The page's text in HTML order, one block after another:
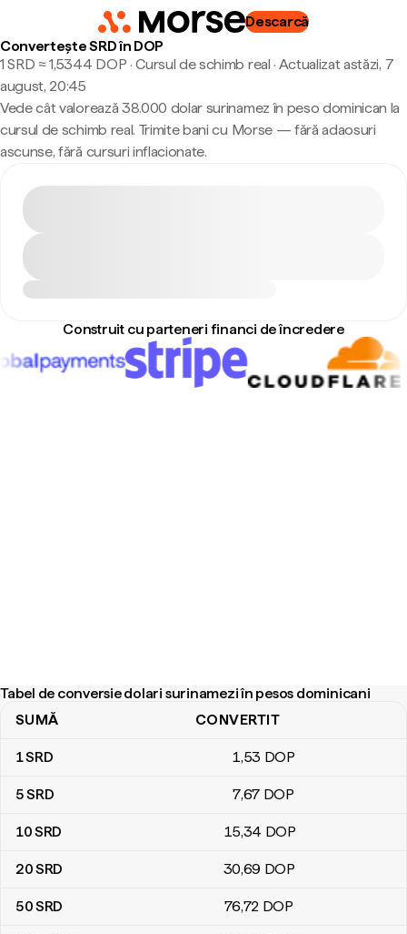
Descarcă
Convertește SRD în DOP
1 SRD ≈ 1,5344 DOP · Cursul de schimb real · Actualizat astăzi, 7
august, 20:45
Vede cât valorează 38.000 dolar surinamez în peso dominican la
cursul de schimb real. Trimite bani cu Morse — fără adaosuri
ascunse, fără cursuri inflacionate.
Construit cu parteneri financi de încredere
Tabel de conversie dolari surinamezi în pesos dominicani
Tabel de conversie dolari surinamezi în pesos dominicani
SUMĂ CONVERTIT
1SRD 1,53 DOP
5SRD 7,67 DOP
10SRD 15,34 DOP
20SRD 30,69 DOP
50SRD 76,72 DOP